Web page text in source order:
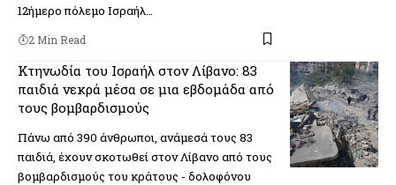
12ήμερο πόλεμο Ισραήλ…
2 Min Read
Κτηνωδία του Ισραήλ στον Λίβανο: 83
παιδιά νεκρά μέσα σε μια εβδομάδα από
τους βομβαρδισμούς
Πάνω από 390 άνθρωποι, ανάμεσά τους 83
παιδιά, έχουν σκοτωθεί στον Λίβανο από τους
βομβαρδισμούς του κράτους - δολοφόνου